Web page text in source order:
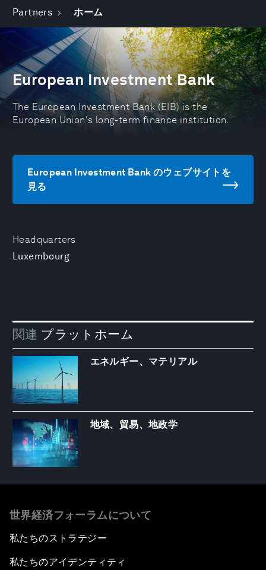
Partners ホーム
Headquarters
Luxembourg
European Investment Bank
The European Investment Bank (EIB) is the
European Union's long-term finance institution.
European Investment Bank のウェブサイトを
見る
関連 プラットホーム
エネルギー、マテリアル
地域、貿易、地政学
世界経済フォーラムについて
私たちのストラテジー
私たちのアイデンティティ